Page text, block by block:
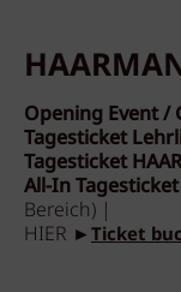
Opening Event /
Tagesticket
Tagesticket
All-In
Bereich) |
HIER ►Ticket